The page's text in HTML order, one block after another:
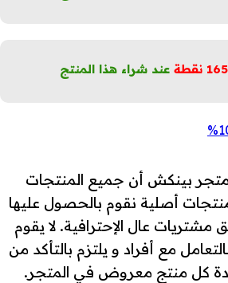
165 نقطة عند شراء هذا المنتج
بينكش أن جميع المنتجات
أصلية نقوم بالحصول عليها
عال الإحترافية. لا يقوم
مع أفراد و يلتزم بالتأكد من
كل منتج معروض في المتجر.